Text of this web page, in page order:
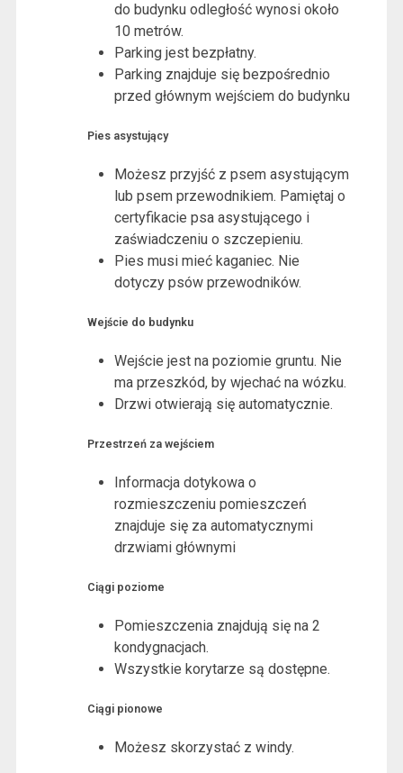
do budynku odległość wynosi około
10 metrów.
Parking jest bezpłatny.
Parking znajduje się bezpośrednio
przed głównym wejściem do budynku
Pies asystujący
Możesz przyjść z psem asystującym
lub psem przewodnikiem. Pamiętaj o
certyfikacie psa asystującego i
zaświadczeniu o szczepieniu.
Pies musi mieć kaganiec. Nie
dotyczy psów przewodników.
Wejście do budynku
Wejście jest na poziomie gruntu. Nie
ma przeszkód, by wjechać na wózku.
Drzwi otwierają się automatycznie.
Przestrzeń za wejściem
Informacja dotykowa o
rozmieszczeniu pomieszczeń
znajduje się za automatycznymi
drzwiami głównymi
Ciągi poziome
Pomieszczenia znajdują się na 2
kondygnacjach.
Wszystkie korytarze są dostępne.
Ciągi pionowe
Możesz skorzystać z windy.